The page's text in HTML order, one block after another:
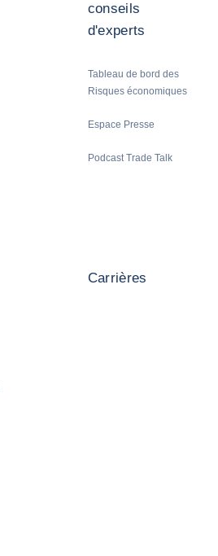
conseils
d'experts
Tableau de bord des
Risques économiques
Espace Presse
Podcast Trade Talk
Carrières